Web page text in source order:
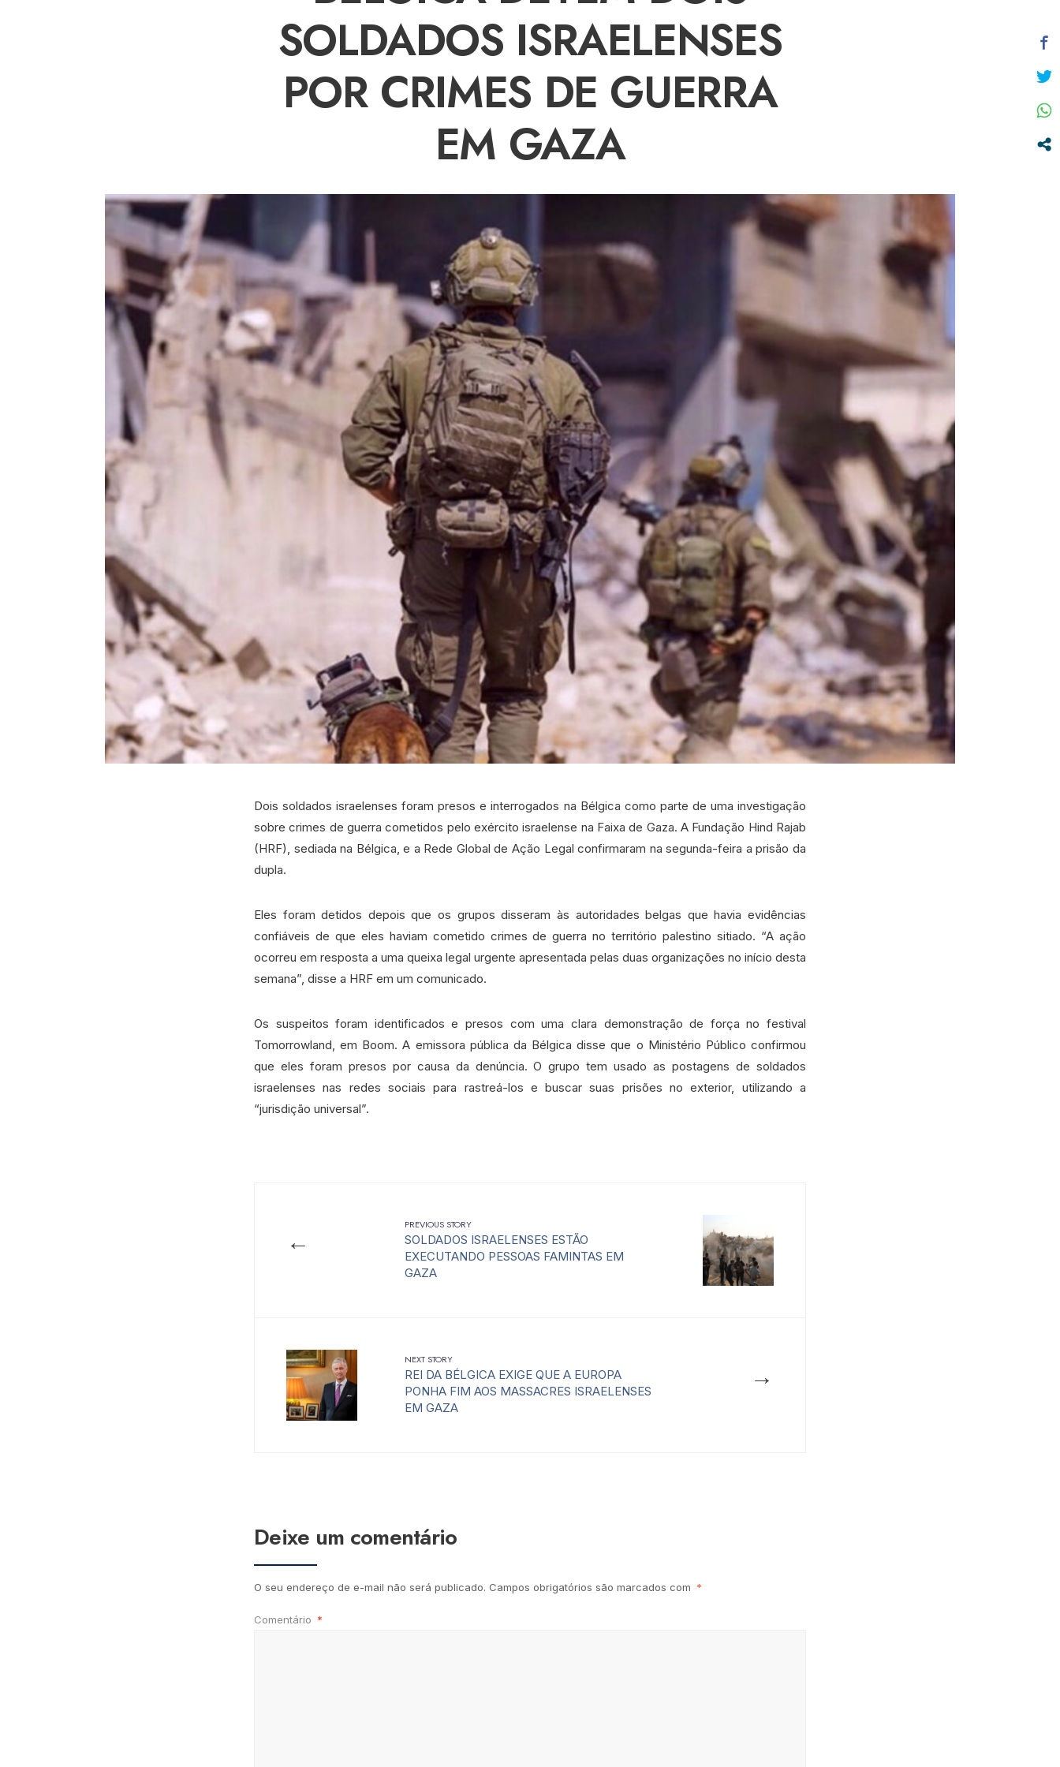
SOLDADOS ISRAELENSES
POR CRIMES DE GUERRA
EM GAZA
Dois soldados israelenses foram presos e interrogados na Bélgica como parte de uma investigação
sobre crimes de guerra cometidos pelo exército israelense na Faixa de Gaza. A Fundação Hind Rajab
(HRF), sediada na Bélgica, e a Rede Global de Ação Legal confirmaram na segunda-feira a prisão da
dupla.
Eles foram detidos depois que os grupos disseram às autoridades belgas que havia evidências
confiáveis de que eles haviam cometido crimes de guerra no território palestino sitiado. “A ação
ocorreu em resposta a uma queixa legal urgente apresentada pelas duas organizações no início desta
semana”, disse a HRF em um comunicado.
Os suspeitos foram identificados e presos com uma clara demonstração de força no festival
Tomorrowland, em Boom. A emissora pública da Bélgica disse que o Ministério Público confirmou
que eles foram presos por causa da denúncia. O grupo tem usado as postagens de soldados
israelenses nas redes sociais para rastreá-los e buscar suas prisões no exterior, utilizando a
“jurisdição universal”.
←
PREVIOUS STORY
SOLDADOS ISRAELENSES ESTÃO
EXECUTANDO PESSOAS FAMINTAS EM
GAZA
→
NEXT STORY
REI DA BÉLGICA EXIGE QUE A EUROPA
PONHA FIM AOS MASSACRES ISRAELENSES
EM GAZA
Deixe um comentário
O seu endereço de e-mail não será publicado. Campos obrigatórios são marcados com *
Comentário *